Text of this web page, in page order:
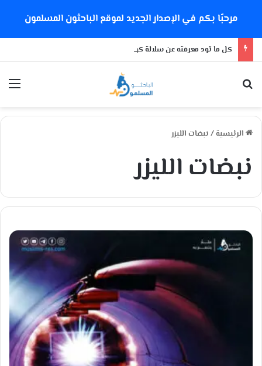
مرحبًا بكم في الإصدار الجديد لموقع الباحثون المسلمون
كل ما تود معرفته عن سلالة كورونا الجديدة
الرئيسية / نبضات الليزر
نبضات الليزر